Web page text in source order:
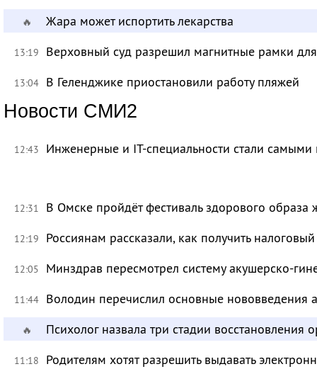
🔥 Жара может испортить лекарства
13:19 Верховный суд разрешил магнитные рамки
13:04 В Геленджике приостановили работу пляжей
Новости СМИ2
12:43 Инженерные и IT-специальности стали
12:31 В Омске пройдёт фестиваль здорового
12:19 Россиянам рассказали, как получить
12:05 Минздрав пересмотрел систему акушерско-
11:44 Володин перечислил основные нововведения
🔥 Психолог назвала три стадии восстановления
11:18 Родителям хотят разрешить выдавать